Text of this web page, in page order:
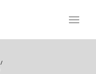
/